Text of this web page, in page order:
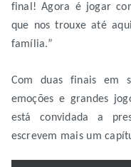
final! Agora é jogar
que nos trouxe até
família.”
Com duas finais em
emoções e grandes
está convidada a
escrevem mais um